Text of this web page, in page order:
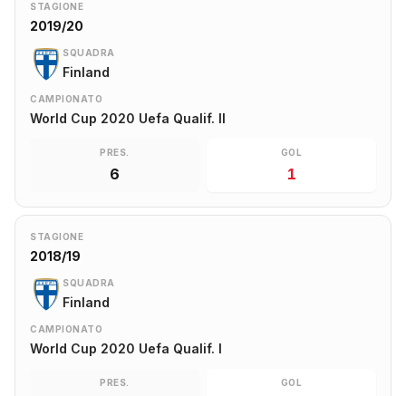
STAGIONE
2019/20
SQUADRA
Finland
CAMPIONATO
World Cup 2020 Uefa Qualif. II
PRES.
6
GOL
1
STAGIONE
2018/19
SQUADRA
Finland
CAMPIONATO
World Cup 2020 Uefa Qualif. I
PRES. GOL